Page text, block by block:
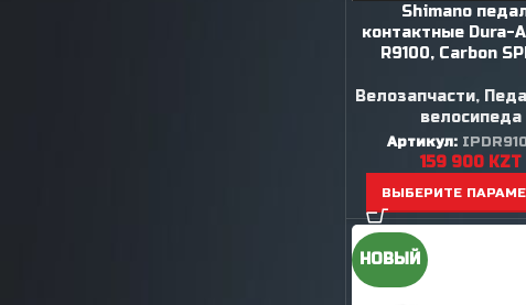
Shimano
контактные Dura-
R9100, Carbon
Велозапчасти,
велосипеда
Артикул:
159 900 KZT
ВЫБЕРИТЕ
НОВЫЙ